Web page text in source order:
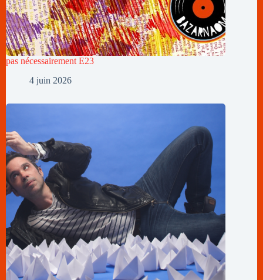
pas nécessairement E23
4 juin 2026